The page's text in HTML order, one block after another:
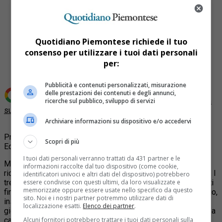
Share
Tweet
Aggiungi Quotidiano Piemontese come
Fonte preferita
su Google
Premio Cultura
Ecologica 2011
Monastero Bormida, Calosso e Passerano Marmorito hanno
ricevuto i riconoscimenti del Premio Cultura Ecologica 2011. I
tre Comuni, infatti,sono stati premiati per aver varato progetti
finalizzati alla tutela delle emergenze ambientali del territorio,
insieme alla promozione di interventi educativi rivolti alle
giovani generazioni. Insomma, una cultura ecologica diffusa a
Quotidiano Piemontese richiede il tuo
consenso per utilizzare i tuoi dati personali
per:
Pubblicità e contenuti personalizzati, misurazione
delle prestazioni dei contenuti e degli annunci,
ricerche sul pubblico, sviluppo di servizi
Archiviare informazioni su dispositivo e/o accedervi
Scopri di più
I tuoi dati personali verranno trattati da 431 partner e le
informazioni raccolte dal tuo dispositivo (come cookie,
identificatori univoci e altri dati del dispositivo) potrebbero
essere condivise con questi ultimi, da loro visualizzate e
memorizzate oppure essere usate nello specifico da questo
sito. Noi e i nostri partner potremmo utilizzare dati di
localizzazione esatti. Elenco dei partner.
Alcuni fornitori potrebbero trattare i tuoi dati personali sulla